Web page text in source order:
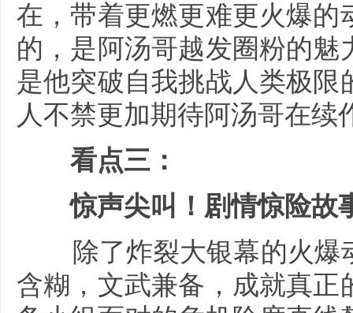
在，带着更燃更难更火爆
的，是阿汤哥越发圈粉的
是他突破自我挑战人类极
人不禁更加期待阿汤哥在续
看点三：
惊声尖叫！剧情惊险故
除了炸裂大银幕的火爆
含糊，文武兼备，成就真